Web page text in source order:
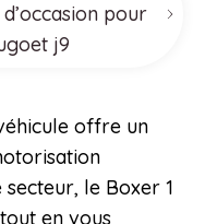
pour
j9
offre un
le Boxer 1
en vous